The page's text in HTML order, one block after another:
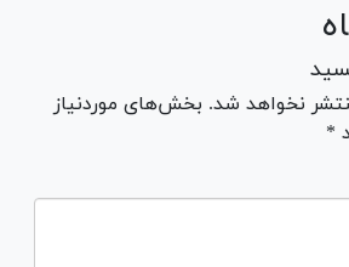
نخواهد شد. بخش‌های موردنیاز
*